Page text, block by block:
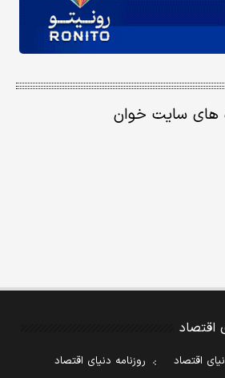
های سایت خوان
اقتصاد
اقتصاد
روزنامه دنیای اقتصاد